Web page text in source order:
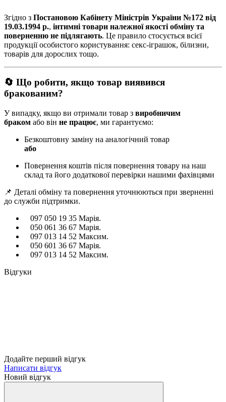
Згідно з Постановою Кабінету Міністрів України №172 від
19.03.1994 р., інтимні товари належної якості обміну та
поверненню не підлягають. Це правило стосується всієї
продукції особистого користування: секс-іграшок, білизни,
товарів для дорослих тощо.
🔄 Що робити, якщо товар виявився
бракованим?
У випадку, якщо ви отримали товар з виробничим
браком або він не працює, ми гарантуємо:
Безкоштовну заміну на аналогічний товар
або
Повернення коштів після повернення товару на наш
склад та його додаткової перевірки нашими фахівцями
📌 Деталі обміну та повернення уточнюються при зверненні
до служби підтримки.
097 050 19 35 Марія.
050 061 36 67 Марія.
097 013 14 52 Максим.
050 601 36 67 Марія.
097 013 14 52 Максим.
Відгуки
Додайте перший відгук
Написати відгук
Новий відгук